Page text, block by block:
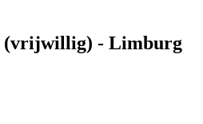
(vrijwillig) - Limburg